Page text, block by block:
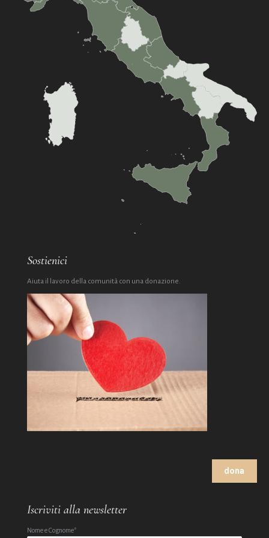
Sostienici
Aiuta il lavoro della comunità con una donazione.
dona
Iscriviti alla newsletter
Nome e Cognome*